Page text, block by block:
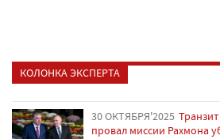
КОЛОНКА ЭКСПЕРТА
30 ОКТЯБРЯ'2025
провал миссии Рахмона